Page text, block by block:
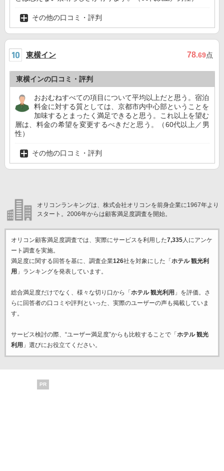
その他の口コミ・評判
東横イン 78.69点
東横インの口コミ・評判
おおむねすべての項目について平均以上だと思う。宿泊
料金に対する質としては、京都市内中心部ということを
加味するとまったく満足できると思う。これ以上を望む
層は、料金の希望を変更するべきだと思う。（60代以上／男
性）
その他の口コミ・評判
オリコンランキングは、株式会社オリコンを前身企業に1967年より
スタート。2006年からは顧客満足度調査を開始。
オリコン顧客満足度調査では、実際にサービスを利用した7,335人にアンケ
ート調査を実施。
満足度に関する回答を基に、調査企業126社を対象にした「 ホテル 観光利
用 」ランキングを発表しています。
総合満足度だけでなく、様々な切り口から「 ホテル 観光利用 」を評価。さ
らに回答者の口コミや評判といった、実際のユーザーの声も掲載していま
す。
サービス検討の際、“ユーザー満足度”からも比較することで「 ホテル 観光
利用 」選びにお役立てください。
PR